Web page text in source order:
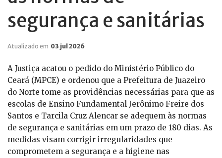
segurança e sanitárias
Atualizado em 03 jul 2026
A Justiça acatou o pedido do Ministério Público do
Ceará (MPCE) e ordenou que a Prefeitura de Juazeiro
do Norte tome as providências necessárias para que as
escolas de Ensino Fundamental Jerônimo Freire dos
Santos e Tarcila Cruz Alencar se adequem às normas
de segurança e sanitárias em um prazo de 180 dias. As
medidas visam corrigir irregularidades que
comprometem a segurança e a higiene nas